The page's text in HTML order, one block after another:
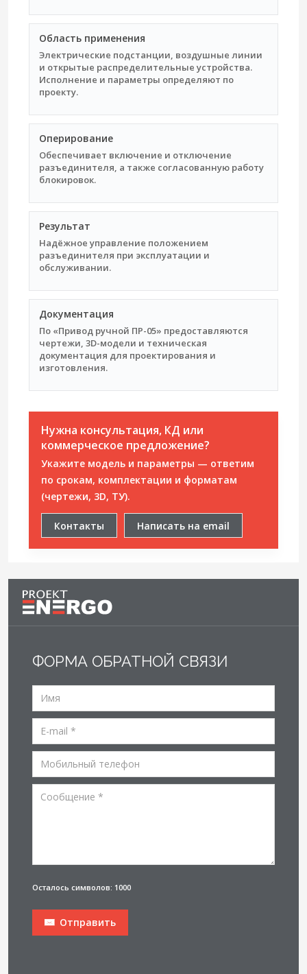
Область применения
Электрические подстанции, воздушные линии
и открытые распределительные устройства.
Исполнение и параметры определяют по
проекту.
Оперирование
Обеспечивает включение и отключение
разъединителя, а также согласованную работу
блокировок.
Результат
Надёжное управление положением
разъединителя при эксплуатации и
обслуживании.
Документация
По «Привод ручной ПР-05» предоставляются
чертежи, 3D-модели и техническая
документация для проектирования и
изготовления.
Нужна консультация, КД или
коммерческое предложение?
Укажите модель и параметры — ответим
по срокам, комплектации и форматам
(чертежи, 3D, ТУ).
Контакты Написать на email
ФОРМА ОБРАТНОЙ СВЯЗИ
Осталось символов: 1000
Отправить